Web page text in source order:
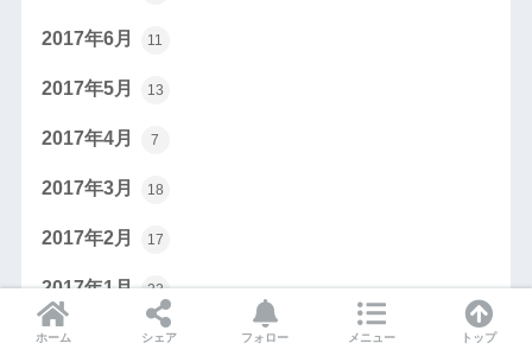
2017年6月 11
2017年5月 13
2017年4月 7
2017年3月 18
2017年2月 17
2017年1月 22
2016年12月 15
ホーム シェア フォロー メニュー トップ